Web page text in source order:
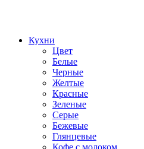
Кухни
Цвет
Белые
Черные
Желтые
Красные
Зеленые
Серые
Бежевые
Глянцевые
Кофе с молоком